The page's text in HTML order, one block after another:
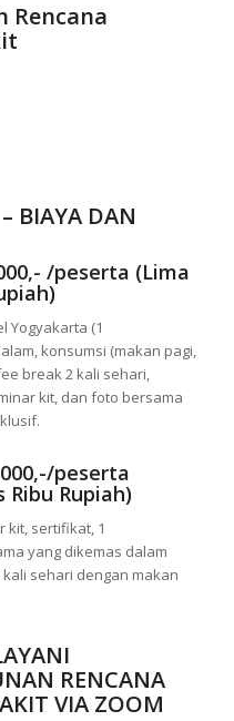
Rencana
BIAYA DAN
/peserta (Lima
Yogyakarta (1
konsumsi (makan pagi,
break 2 kali sehari,
kit, dan foto bersama
peserta
Ribu Rupiah)
kit, sertifikat, 1
yang dikemas dalam
sehari dengan makan
RENCANA
VIA ZOOM